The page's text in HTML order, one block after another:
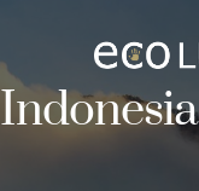
Indonesia